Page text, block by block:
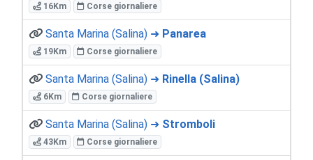
16Km Corse giornaliere
Santa Marina (Salina) ➜ Panarea
19Km Corse giornaliere
Santa Marina (Salina) ➜ Rinella (Salina)
6Km Corse giornaliere
Santa Marina (Salina) ➜ Stromboli
43Km Corse giornaliere